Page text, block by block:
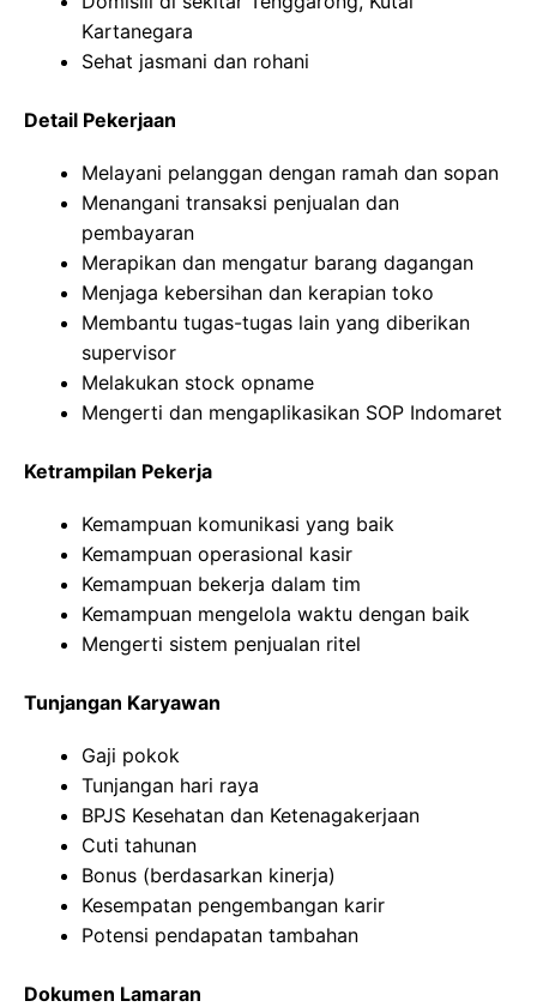
Kartanegara
Sehat jasmani dan rohani
Detail Pekerjaan
Melayani pelanggan dengan ramah dan sopan
Menangani transaksi penjualan dan
pembayaran
Merapikan dan mengatur barang dagangan
Menjaga kebersihan dan kerapian toko
Membantu tugas-tugas lain yang diberikan
supervisor
Melakukan stock opname
Mengerti dan mengaplikasikan SOP Indomaret
Ketrampilan Pekerja
Kemampuan komunikasi yang baik
Kemampuan operasional kasir
Kemampuan bekerja dalam tim
Kemampuan mengelola waktu dengan baik
Mengerti sistem penjualan ritel
Tunjangan Karyawan
Gaji pokok
Tunjangan hari raya
BPJS Kesehatan dan Ketenagakerjaan
Cuti tahunan
Bonus (berdasarkan kinerja)
Kesempatan pengembangan karir
Potensi pendapatan tambahan
Dokumen Lamaran